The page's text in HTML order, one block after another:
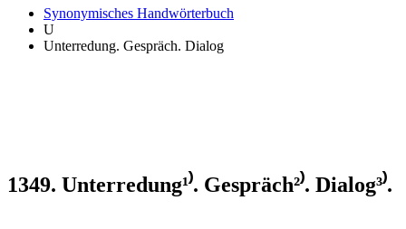
Synonymisches Handwörterbuch
U
Unterredung. Gespräch. Dialog
1349. Unterredung¹⁾. Gespräch²⁾. Dialog³⁾.